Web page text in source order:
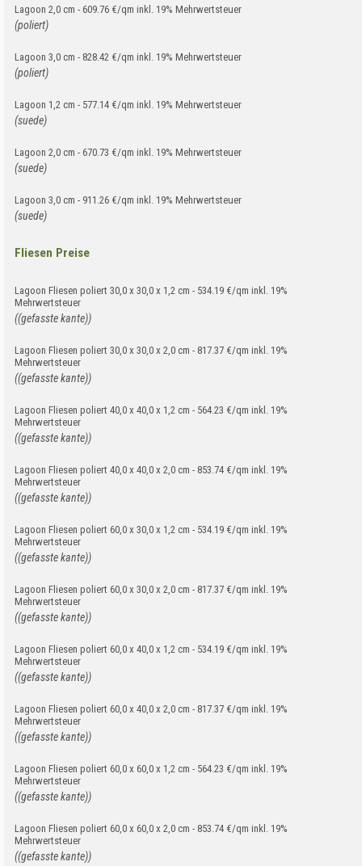
Lagoon 2,0 cm - 609.76 €/qm inkl. 19% Mehrwertsteuer
(poliert)
Lagoon 3,0 cm - 828.42 €/qm inkl. 19% Mehrwertsteuer
(poliert)
Lagoon 1,2 cm - 577.14 €/qm inkl. 19% Mehrwertsteuer
(suede)
Lagoon 2,0 cm - 670.73 €/qm inkl. 19% Mehrwertsteuer
(suede)
Lagoon 3,0 cm - 911.26 €/qm inkl. 19% Mehrwertsteuer
(suede)
Fliesen Preise
Lagoon Fliesen poliert 30,0 x 30,0 x 1,2 cm - 534.19 €/qm inkl. 19%
Mehrwertsteuer
((gefasste kante))
Lagoon Fliesen poliert 30,0 x 30,0 x 2,0 cm - 817.37 €/qm inkl. 19%
Mehrwertsteuer
((gefasste kante))
Lagoon Fliesen poliert 40,0 x 40,0 x 1,2 cm - 564.23 €/qm inkl. 19%
Mehrwertsteuer
((gefasste kante))
Lagoon Fliesen poliert 40,0 x 40,0 x 2,0 cm - 853.74 €/qm inkl. 19%
Mehrwertsteuer
((gefasste kante))
Lagoon Fliesen poliert 60,0 x 30,0 x 1,2 cm - 534.19 €/qm inkl. 19%
Mehrwertsteuer
((gefasste kante))
Lagoon Fliesen poliert 60,0 x 30,0 x 2,0 cm - 817.37 €/qm inkl. 19%
Mehrwertsteuer
((gefasste kante))
Lagoon Fliesen poliert 60,0 x 40,0 x 1,2 cm - 534.19 €/qm inkl. 19%
Mehrwertsteuer
((gefasste kante))
Lagoon Fliesen poliert 60,0 x 40,0 x 2,0 cm - 817.37 €/qm inkl. 19%
Mehrwertsteuer
((gefasste kante))
Lagoon Fliesen poliert 60,0 x 60,0 x 1,2 cm - 564.23 €/qm inkl. 19%
Mehrwertsteuer
((gefasste kante))
Lagoon Fliesen poliert 60,0 x 60,0 x 2,0 cm - 853.74 €/qm inkl. 19%
Mehrwertsteuer
((gefasste kante))